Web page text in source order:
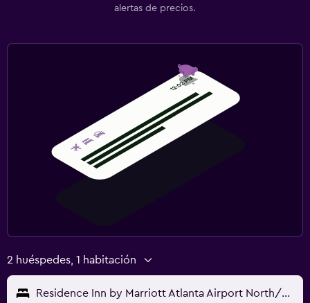
alertas de precios.
2 huéspedes, 1 habitación
Residence Inn by Marriott Atlanta Airport North/Virginia Avenue